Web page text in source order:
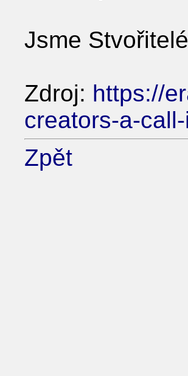
Jsme
Zdroj: https://
creators-a-
Zpět